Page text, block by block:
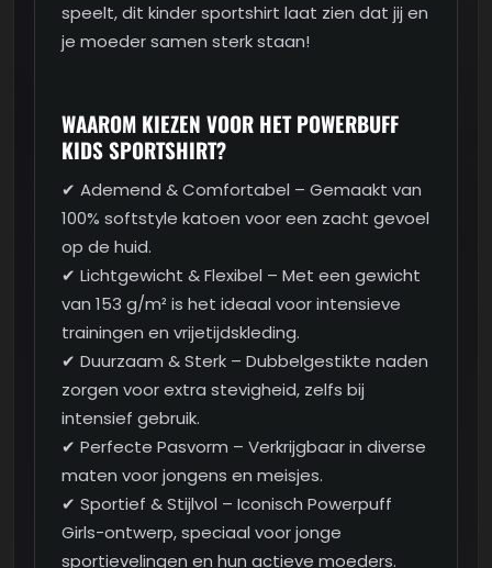
speelt, dit kinder sportshirt laat zien dat jij en
je moeder samen sterk staan!
WAAROM KIEZEN VOOR HET POWERBUFF
KIDS SPORTSHIRT?
✔ Ademend & Comfortabel – Gemaakt van
100% softstyle katoen voor een zacht gevoel
op de huid.
✔ Lichtgewicht & Flexibel – Met een gewicht
van 153 g/m² is het ideaal voor intensieve
trainingen en vrijetijdskleding.
✔ Duurzaam & Sterk – Dubbelgestikte naden
zorgen voor extra stevigheid, zelfs bij
intensief gebruik.
✔ Perfecte Pasvorm – Verkrijgbaar in diverse
maten voor jongens en meisjes.
✔ Sportief & Stijlvol – Iconisch Powerpuff
Girls-ontwerp, speciaal voor jonge
sportievelingen en hun actieve moeders.